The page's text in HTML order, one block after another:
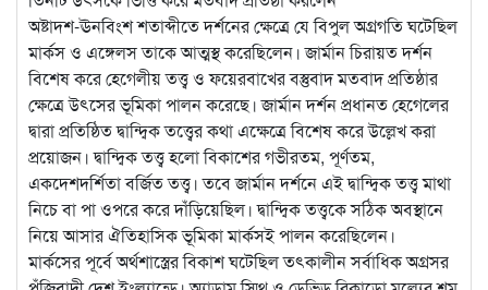
অষ্টাদশ-ঊনবিংশ শতাব্দীতে দর্শনের ক্ষেত্রে যে বিপুল অগ্রগতি ঘটেছিল
মার্কস ও এঙ্গেলস তাকে আত্মস্থ করেছিলেন। জার্মান চিরায়ত দর্শন
বিশেষ করে হেগেলীয় তত্ত্ব ও ফয়েরবাখের বস্তুবাদ মতবাদ প্রতিষ্ঠার
ক্ষেত্রে উৎসের ভূমিকা পালন করেছে। জার্মান দর্শন প্রধানত হেগেলের
দ্বারা প্রতিষ্ঠিত দ্বান্দ্বিক তত্ত্বের কথা এক্ষেত্রে বিশেষ করে উল্লেখ করা
প্রয়োজন। দ্বান্দ্বিক তত্ত্ব হলো বিকাশের গভীরতম, পূর্ণতম,
একদেশদর্শিতা বর্জিত তত্ত্ব। তবে জার্মান দর্শনে এই দ্বান্দ্বিক তত্ত্ব মাথা
নিচে বা পা ওপরে করে দাঁড়িয়েছিল। দ্বান্দ্বিক তত্ত্বকে সঠিক অবস্থানে
নিয়ে আসার ঐতিহাসিক ভূমিকা মার্কসই পালন করেছিলেন।
মার্কসের পূর্বে অর্থশাস্ত্রের বিকাশ ঘটেছিল তৎকালীন সর্বাধিক অগ্রসর